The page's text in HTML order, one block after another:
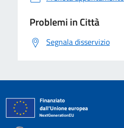
Problemi in Città
Segnala disservizio